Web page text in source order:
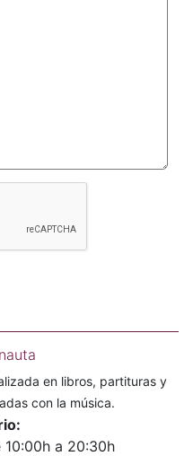
en libros, partituras y
con la música.
10:00h a 20:30h